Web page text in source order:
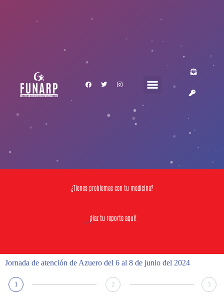
¿Tienes problemas con tu medicina?
¡Haz tu reporte aquí!
Jornada de atención de Azuero del 6 al 8 de junio del 2024
1 2 3